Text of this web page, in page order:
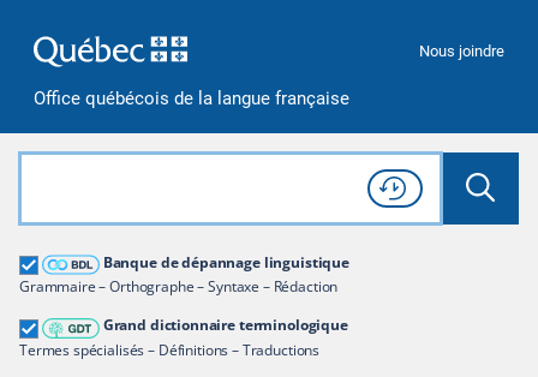
Office québécois de la langue française
Nous joindre
Rechercher dans tout le site
Lancer
Consulter l'
Historique
de recherche
Banque de dépannage linguistique
Grammaire – Orthographe – Syntaxe – Rédaction
Grand dictionnaire terminologique
Termes spécialisés – Définitions – Traductions
Grand dictionnaire terminologique
Restreindre aux termes